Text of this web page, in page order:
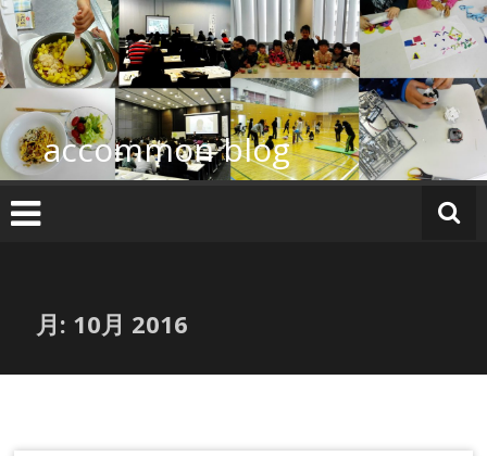
コ
ン
テ
ン
ツ
へ
ス
キ
ッ
accommon blog
月: 10月 2016